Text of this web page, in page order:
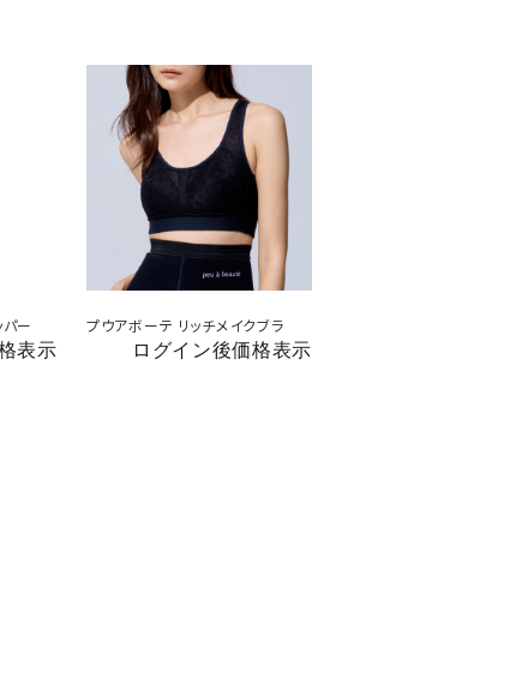
ー
表示
プウアボーテ リッチメイクブラ
ログイン後価格表示